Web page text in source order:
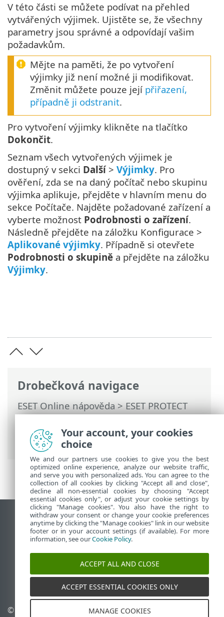
Drobečková navigace
ESET Online nápověda>ESET PROTECT
On-Prem>Používání ESET PROTECT On-
Prem>Hlavní menu ESET PROTECT On-
Prem>Detekce> Vytvoření výjimky
V této části se můžete podívat na přehled
vytvářených výjimek. Ujistěte se, že všechny
parametry jsou správné a odpovídají vašim
požadavkům.
Mějte na paměti, že po vytvoření
výjimky již není možné ji modifikovat.
Změnit můžete pouze její přiřazení,
případně ji odstranit.
Pro vytvoření výjimky klikněte na tlačítko
Dokončit.
Seznam všech vytvořených výjimek je
dostupný v sekci Další> Výjimky. Pro
ověření, zda se na daný počítač nebo skupinu
výjimka aplikuje, přejděte v hlavním menu do
sekce Počítače. Najděte požadované zařízení a
vyberte možnost Podrobnosti o zařízení.
Následně přejděte na záložku Konfigurace >
Aplikované výjimky. Případně si otevřete
Podrobnosti o skupině a přejděte na záložku
Výjimky.
Zobrazit verzi pro počítač
End of Life
ESET Databáze znalostí
ESET Forum
ESET Status Portal
Regionální podpora
© 1992 - 2026 ESET, spol. s
Spravovat cookies
Your account, your cookies
choice
We and our partners use cookies to give you the best
optimized online experience, analyze our website traffic,
and serve you with personalized ads. You can agree to the
collection of all cookies by clicking "Accept all and close",
decline all non-essential cookies by choosing "Accept
essential cookies only", or adjust your cookie settings by
clicking "Manage cookies". You also have the right to
withdraw your consent or change your cookie preferences
anytime by clicking the "Manage cookies" link in our website
footer or in your account settings (if available). For more
information, see ourCookie Policy.
ACCEPT ALL AND CLOSE
ACCEPT ESSENTIAL COOKIES ONLY
MANAGE COOKIES